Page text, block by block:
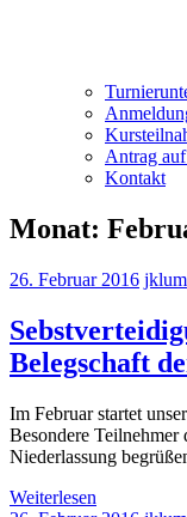
Antrag
Kontakt
Monat:
26. Februar 2016
Belegschaft
Im Februar startet
Besondere
Niederlassung
Weiterlesen